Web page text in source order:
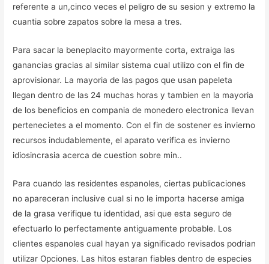
referente a un,cinco veces el peligro de su sesion y extremo la
cuantia sobre zapatos sobre la mesa a tres.
Para sacar la beneplacito mayormente corta, extraiga las
ganancias gracias al similar sistema cual utilizo con el fin de
aprovisionar. La mayoria de las pagos que usan papeleta
llegan dentro de las 24 muchas horas y tambien en la mayoria
de los beneficios en compania de monedero electronica llevan
pertenecietes a el momento. Con el fin de sostener es invierno
recursos indudablemente, el aparato verifica es invierno
idiosincrasia acerca de cuestion sobre min..
Para cuando las residentes espanoles, ciertas publicaciones
no apareceran inclusive cual si no le importa hacerse amiga
de la grasa verifique tu identidad, asi que esta seguro de
efectuarlo lo perfectamente antiguamente probable. Los
clientes espanoles cual hayan ya significado revisados podrian
utilizar Opciones. Las hitos estaran fiables dentro de especies